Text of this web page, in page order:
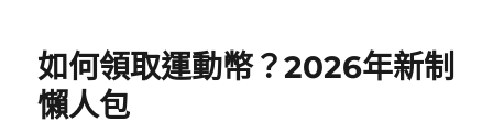
如何領取運動幣？2026年新制
懶人包